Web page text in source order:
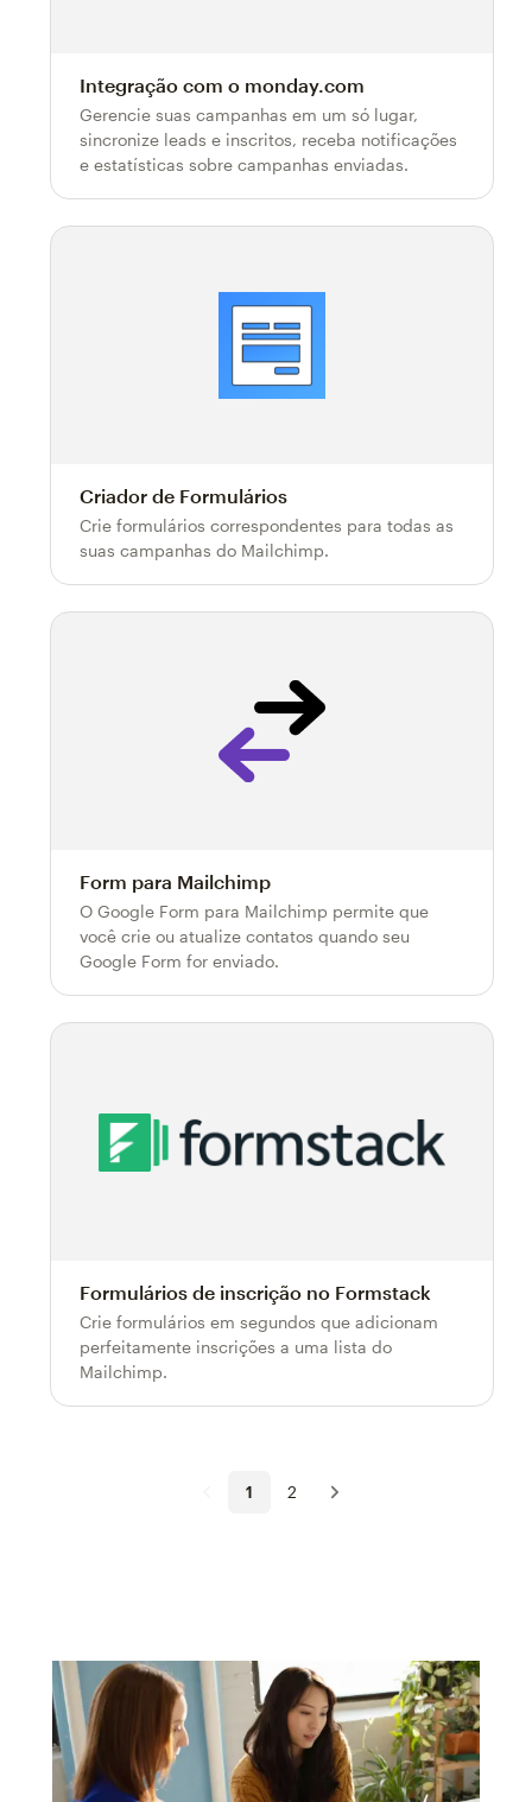
Integração com o monday.com
Gerencie suas campanhas em um só lugar,
sincronize leads e inscritos, receba notificações
e estatísticas sobre campanhas enviadas.
Criador de Formulários
Crie formulários correspondentes para todas as
suas campanhas do Mailchimp.
Form para Mailchimp
O Google Form para Mailchimp permite que
você crie ou atualize contatos quando seu
Google Form for enviado.
Formulários de inscrição no Formstack
Crie formulários em segundos que adicionam
perfeitamente inscrições a uma lista do
Mailchimp.
1 2